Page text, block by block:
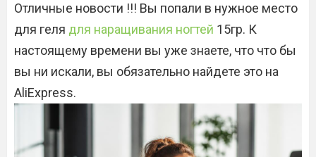
Отличные новости !!! Вы попали в нужное место
для геля для наращивания ногтей 15гр. К
настоящему времени вы уже знаете, что что бы
вы ни искали, вы обязательно найдете это на
AliExpress.